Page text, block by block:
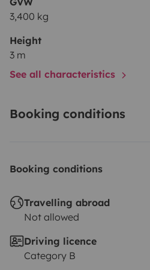
3,400 kg
Height
3 m
See all characteristics
Booking conditions
Booking conditions
Travelling abroad
Not allowed
Driving licence
Category B